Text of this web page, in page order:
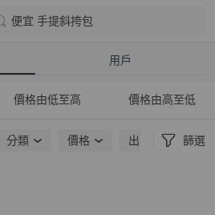
便宜 手提斜挎包
用戶
價格由低至高 價格由高至低
分類 價格 出貨地點 篩選